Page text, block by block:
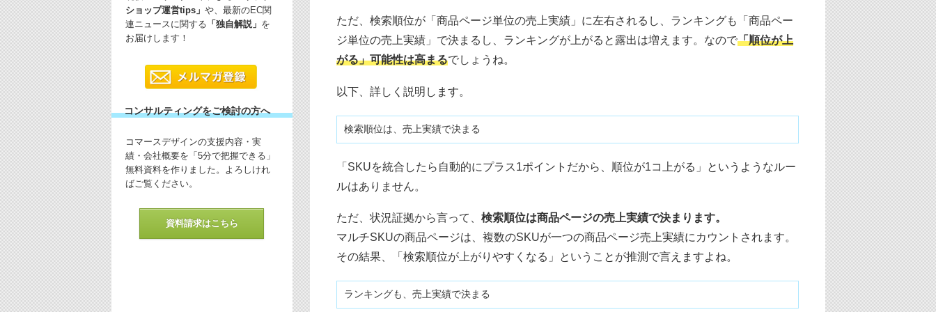
ただ、検索順位が「商品ページ単位の売上実績」に左右されるし、ランキングも「商品ペー
ジ単位の売上実績」で決まるし、ランキングが上がると露出は増えます。なので「順位が上
がる」可能性は高まるでしょうね。
以下、詳しく説明します。
検索順位は、売上実績で決まる
「SKUを統合したら自動的にプラス1ポイントだから、順位が1コ上がる」というようなルー
ルはありません。
ただ、状況証拠から言って、 検索順位は商品ページの売上実績で決まります。
マルチSKUの商品ページは、複数のSKUが一つの商品ページ売上実績にカウントされます。
その結果、「検索順位が上がりやすくなる」ということが推測で言えますよね。
ランキングも、売上実績で決まる
ショップ運営tips」 や、最新のEC関
連ニュースに関する 「独自解説」 を
お届けします！
コンサルティングをご検討の方へ
コマースデザインの支援内容・実
績・会社概要を「5分で把握できる」
無料資料を作りました。よろしけれ
ばご覧ください。
資料請求はこちら